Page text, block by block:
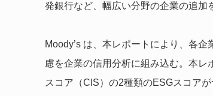
発銀行など、幅広い分野の企業の追加
Moody’s は、本レポートにより、各
慮を企業の信用分析に組み込む。本レ
スコア（CIS）の2種類のESGスコア